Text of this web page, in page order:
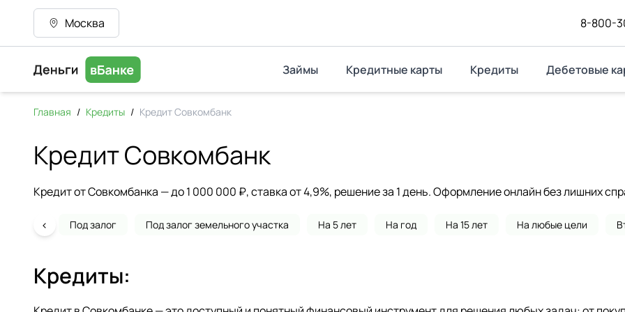
Москва 8-800-
Займы Кредитные карты Кредиты Дебетовые
Главная / Кредиты / Кредит Совкомбанк
Кредит Совкомбанк
Кредит от Совкомбанка — до 1 000 000 ₽, ставка от 4,9%, решение за 1 день. Оформление онлайн без лишних
Под залог Под залог земельного участка На 5 лет На год На 15 лет На любые цели
‹
Кредиты: